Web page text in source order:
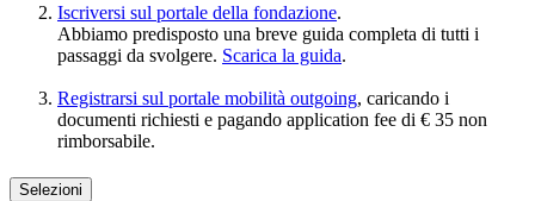
Iscriversi sul portale della fondazione.
Abbiamo predisposto una breve guida completa di tutti i
passaggi da svolgere. Scarica la guida.
Registrarsi sul portale mobilità outgoing, caricando i
documenti richiesti e pagando application fee di € 35 non
rimborsabile.
Selezioni